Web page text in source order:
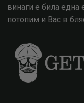
винаги е била една
потопим и Вас в